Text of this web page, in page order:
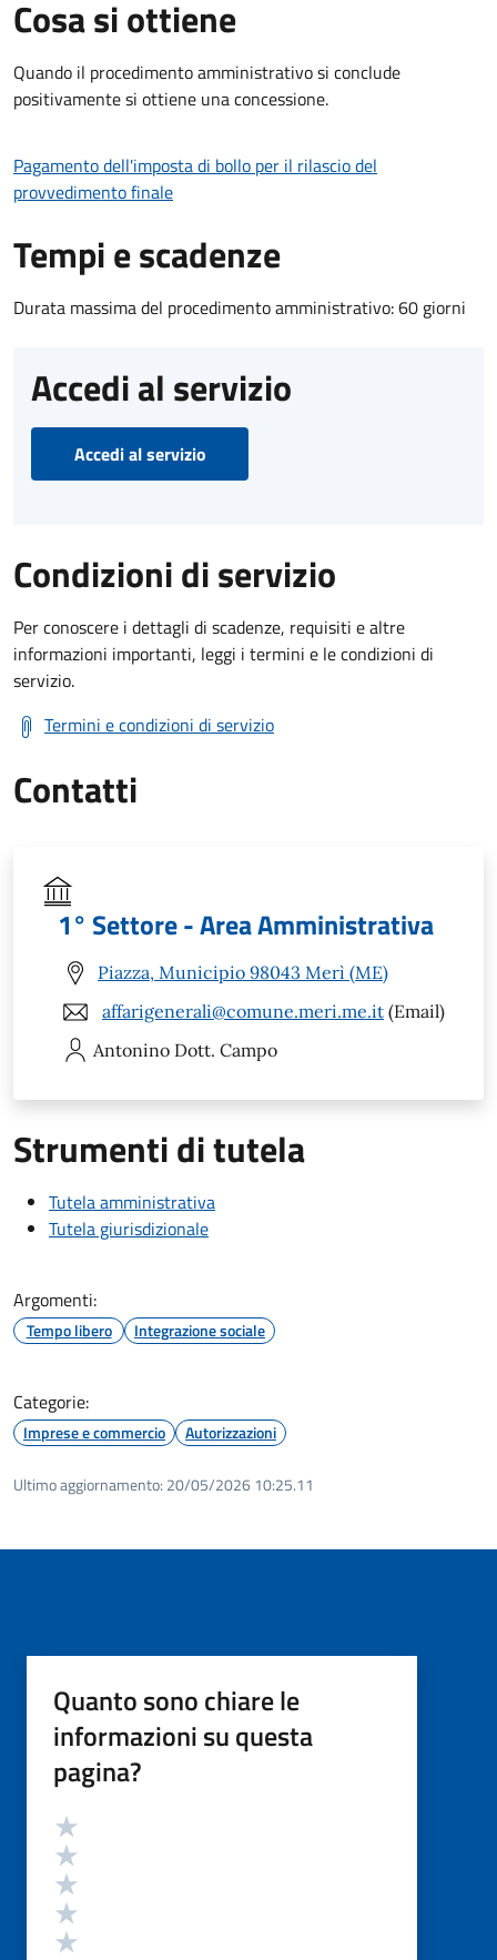
Cosa si ottiene
Quando il procedimento amministrativo si conclude
positivamente si ottiene una concessione.
Pagamento dell'imposta di bollo per il rilascio del
provvedimento finale
Tempi e scadenze
Durata massima del procedimento amministrativo: 60 giorni
Accedi al servizio
Accedi al servizio
Condizioni di servizio
Per conoscere i dettagli di scadenze, requisiti e altre
informazioni importanti, leggi i termini e le condizioni di
servizio.
Termini e condizioni di servizio
Contatti
1° Settore - Area Amministrativa
Piazza, Municipio 98043 Merì (ME)
affarigenerali@comune.meri.me.it (Email)
Antonino Dott. Campo
Strumenti di tutela
Tutela amministrativa
Tutela giurisdizionale
Argomenti:
Tempo libero Integrazione sociale
Categorie:
Imprese e commercio Autorizzazioni
Ultimo aggiornamento: 20/05/2026 10:25.11
Quanto sono chiare le
informazioni su questa
pagina?
Valutazione